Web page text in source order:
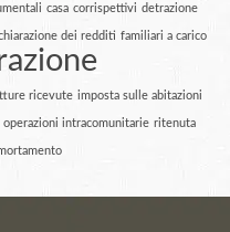
casa corrispettivi detrazione
dei redditi familiari a carico
ricevute imposta sulle abitazioni
operazioni intracomunitarie ritenuta